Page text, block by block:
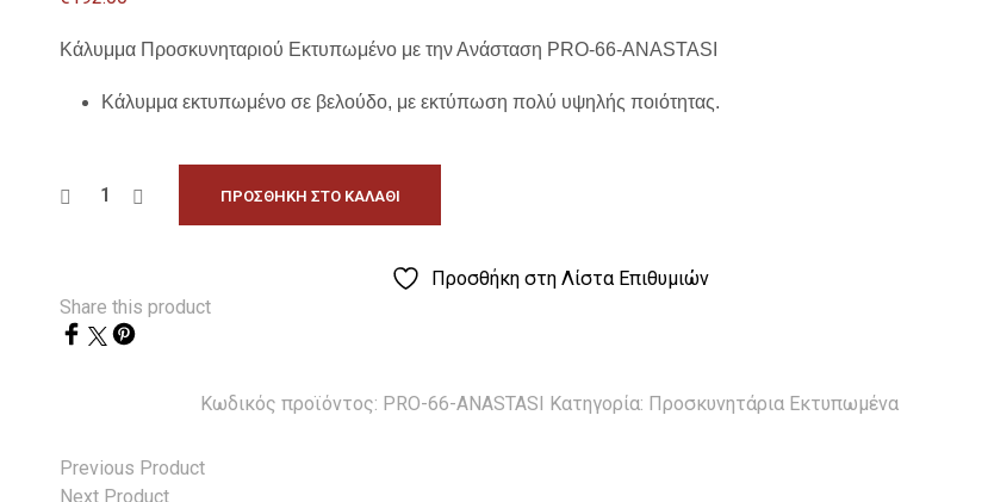
Κάλυμμα Προσκυνηταριού Εκτυπωμένο με την Ανάσταση PRO-66-ANASTASI
Κάλυμμα εκτυπωμένο σε βελούδο, με εκτύπωση πολύ υψηλής ποιότητας.
ΠΡΟΣΘΉΚΗ ΣΤΟ ΚΑΛΆΘΙ
Προσθήκη στη Λίστα Επιθυμιών
Share this product
Κωδικός προϊόντος: PRO-66-ANASTASI Κατηγορία: Προσκυνητάρια Εκτυπωμένα
Previous Product
Next Product